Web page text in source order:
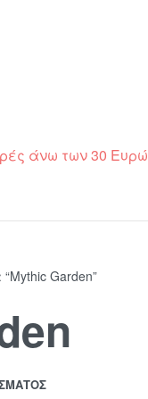
άνω των 30 Ευρώ
Garden”